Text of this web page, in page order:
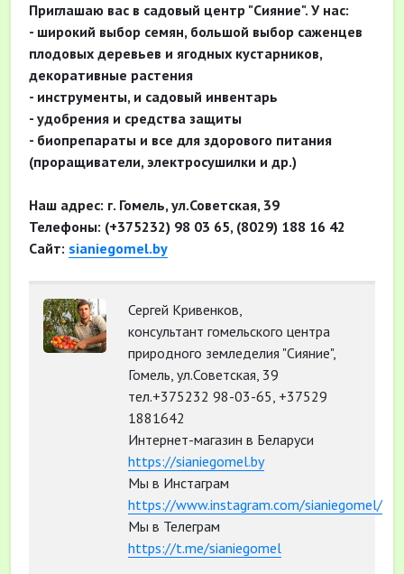
Приглашаю вас в садовый центр "Сияние". У нас:
- широкий выбор семян, большой выбор саженцев
плодовых деревьев и ягодных кустарников,
декоративные растения
- инструменты, и садовый инвентарь
- удобрения и средства защиты
- биопрепараты и все для здорового питания
(проращиватели, электросушилки и др.)
Наш адрес: г. Гомель, ул.Советская, 39
Телефоны: (+375232) 98 03 65, (8029) 188 16 42
Сайт: sianiegomel.by
Сергей Кривенков,
консультант гомельского центра
природного земледелия "Сияние",
Гомель, ул.Советская, 39
тел.+375232 98-03-65, +37529
1881642
Интернет-магазин в Беларуси
https://sianiegomel.by
Мы в Инстаграм
https://www.instagram.com/sianiegomel/
Мы в Телеграм
https://t.me/sianiegomel